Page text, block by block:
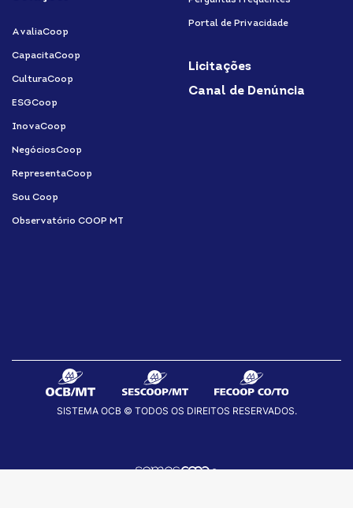
AvaliaCoop
CapacitaCoop
CulturaCoop
ESGCoop
InovaCoop
NegóciosCoop
RepresentaCoop
Sou Coop
Observatório COOP MT
Portal de Privacidade
Licitações
Canal de Denúncia
SISTEMA OCB © TODOS OS DIREITOS RESERVADOS.